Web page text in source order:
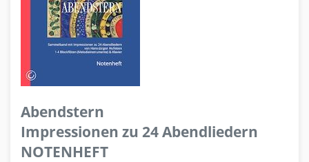
Abendstern
Impressionen zu 24 Abendliedern
NOTENHEFT